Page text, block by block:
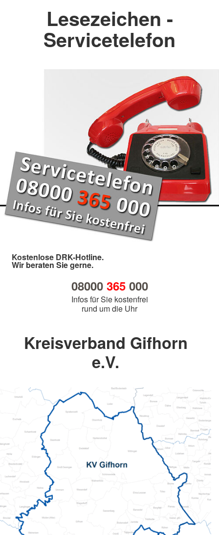
Lesezeichen -
Servicetelefon
Kostenlose DRK-Hotline.
Wir beraten Sie gerne.
08000 365000
Infos für Sie kostenfrei
rund um die Uhr
Kreisverband Gifhorn
e.V.